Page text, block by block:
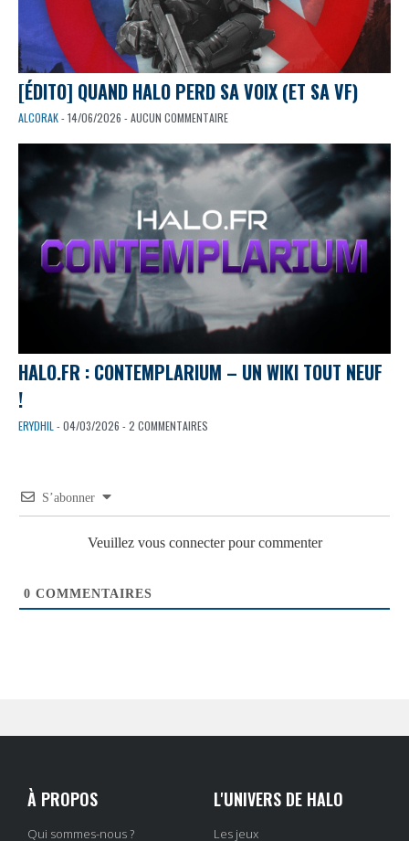
[ÉDITO] QUAND HALO PERD SA VOIX (ET SA VF)
ALCORAK- 14/06/2026 - AUCUN COMMENTAIRE
HALO.FR : CONTEMPLARIUM – UN WIKI TOUT NEUF
!
ERYDHIL - 04/03/2026 - 2 COMMENTAIRES
S’abonner
Veuillez vous connecter pour commenter
0 COMMENTAIRES
À PROPOS
Qui sommes-nous ?
L'UNIVERS DE HALO
Les jeux